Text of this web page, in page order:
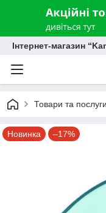
Інтернет-магазин
Товари та послуги
Новинка –17%